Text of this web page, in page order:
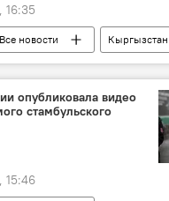
16:35
Все новости
Кыргызстан
теракт
опубликовала видео
стамбульского
15:46